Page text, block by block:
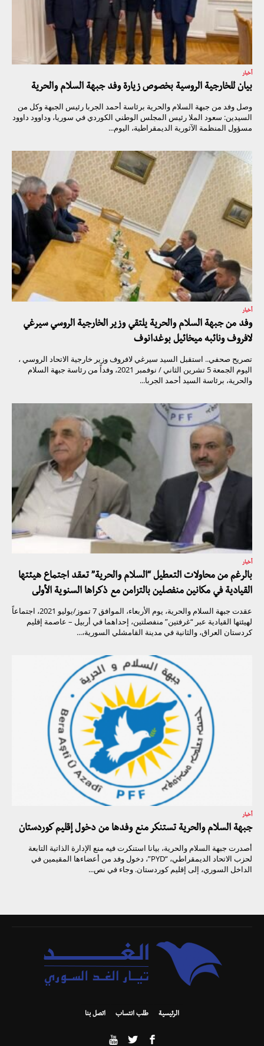
أخبار
بيان للخارجية الروسية بخصوص زيارة وفد جبهة السلام والحرية
وصل وفد من جبهة السلام والحرية برئاسة أحمد الجربا رئيس الجبهة وكل من
السيدين: سعود الملا رئيس المجلس الوطني الكوردي في سوريا، وداوود داوود
مسؤول المنظمة الآثورية الديمقراطية، اليوم...
أخبار
وفد من جبهة السلام والحرية يلتقي وزير الخارجية الروسي سيرغي
لافروف ونائبه ميخائيل بوغدانوف
تصريح صحفي.. استقبل السيد سيرغي لافروف وزير خارجية الاتحاد الروسي ،
اليوم الجمعة 5 تشرين الثاني / نوفمبر 2021، وفداً من رئاسة جبهة السلام
والحرية، برئاسة السيد أحمد الجربا...
أخبار
بالرغم من محاولات التعطيل “السلام والحرية” تعقد اجتماع هيئتها
القيادية في مكانين منفصلين بالتزامن مع ذكراها السنوية الأولى
عقدت جبهة السلام والحرية، يوم الأربعاء، الموافق 7 تموز/يوليو 2021، اجتماعاً
لهيئتها القيادية عبر “غرفتين” منفصلتين، إحداهما في أربيل – عاصمة إقليم
كردستان العراق، والثانية في مدينة القامشلي السورية،...
أخبار
جبهة السلام والحرية تستنكر منع وفدها من دخول إقليم كوردستان
أصدرت جبهة السلام والحرية، بيانا استنكرت فيه منع الإدارة الذاتية التابعة
لحزب الاتحاد الديمقراطي، “PYD”، دخول وفد من أعضاءها المقيمين في
الداخل السوري، إلى إقليم كوردستان. وجاء في نص...
الرئيسية طلب انتساب اتصل بنا